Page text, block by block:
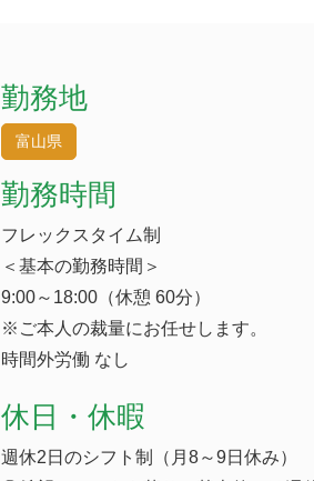
勤務地
富山県
勤務時間
フレックスタイム制
＜基本の勤務時間＞
9:00～18:00（休憩 60分）
※ご本人の裁量にお任せします。
時間外労働 なし
休日・休暇
週休2日のシフト制（月8～9日休み）